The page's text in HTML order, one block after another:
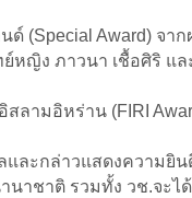
(Special Award) จ
ย์หญิง ภาวนา เชื้อศิริ
สลามอิหร่าน (FIRI
ะกล่าวแสดงความยิ
ชาติ รวมทั้ง วช.จะ